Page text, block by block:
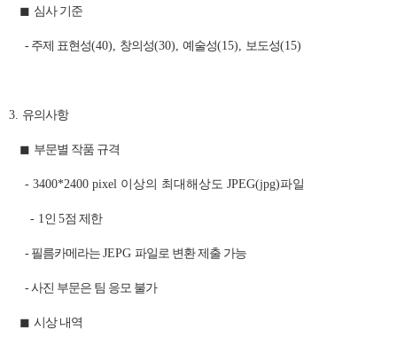
◼ 심사 기준
- 주제 표현성(40), 창의성(30), 예술성(15), 보도성(15)
3. 유의사항
◼ 부문별 작품 규격
- 3400*2400 pixel 이상의 최대해상도 JPEG(jpg)파일
- 1인 5점 제한
- 필름카메라는 JEPG 파일로 변환 제출 가능
- 사진 부문은 팀 응모 불가
◼ 시상 내역